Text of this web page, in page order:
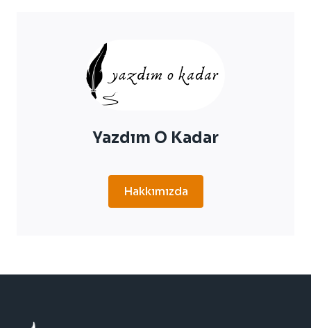
KAZANMAK
Yazdım O Kadar
Hakkımızda